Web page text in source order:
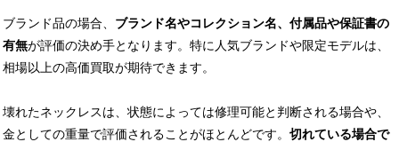
ブランド品の場合、 ブランド名やコレクション名、付属品や保証書の
有無が評価の決め手となります。特に人気ブランドや限定モデルは、
相場以上の高価買取が期待できます。
壊れたネックレスは、状態によっては修理可能と判断される場合や、
金としての重量で評価されることがほとんどです。 切れている場合で